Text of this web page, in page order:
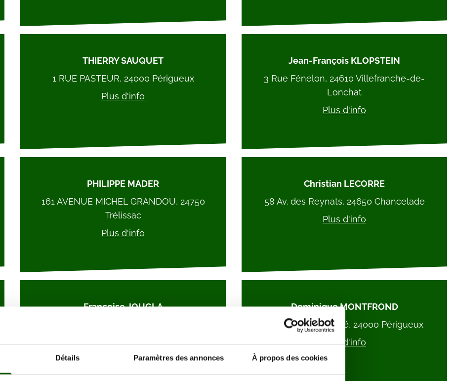
Détails Paramètres des annonces À propos des cookies
THIERRY SAUQUET
1 RUE PASTEUR, 24000 Périgueux
Plus d'info
Jean-François KLOPSTEIN
3 Rue Fénelon, 24610 Villefranche-de-
Lonchat
Plus d'info
PHILIPPE MADER
161 AVENUE MICHEL GRANDOU, 24750
Trélissac
Plus d'info
Christian LECORRE
58 Av. des Reynats, 24650 Chancelade
Plus d'info
Françoise JOUGLA
Plus d'info
Dominique MONTFROND
50 Rue André Fauré, 24000 Périgueux
Plus d'info